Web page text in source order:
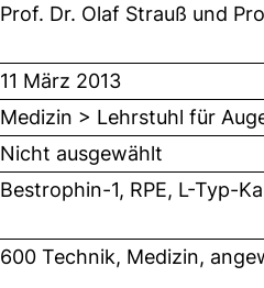
Prof. Dr. Olaf Strauß und
11 März 2013
Medizin > Lehrstuhl für
Nicht ausgewählt
Bestrophin-1, RPE, L-Typ-
600 Technik, Medizin,